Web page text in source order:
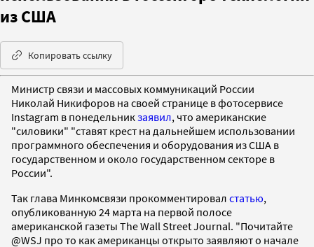
из США
Копировать ссылку
Министр связи и массовых коммуникаций России
Николай Никифоров на своей странице в фотосервисе
Instagram в понедельникзаявил, что американские
"силовики" "ставят крест на дальнейшем использовании
программного обеспечения и оборудования из США в
государственном и около государственном секторе в
России".
Так глава Минкомсвязи прокомментировал статью,
опубликованную 24 марта на первой полосе
американской газеты The Wall Street Journal. "Почитайте
@WSJ про то как американцы открыто заявляют о начале